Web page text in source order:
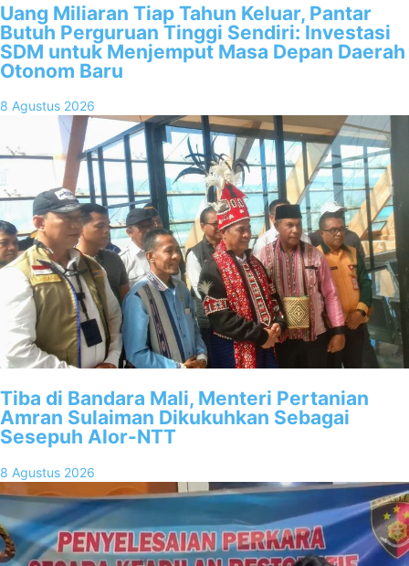
Uang Miliaran Tiap Tahun Keluar, Pantar
Butuh Perguruan Tinggi Sendiri: Investasi
SDM untuk Menjemput Masa Depan Daerah
Otonom Baru
8 Agustus 2026
Tiba di Bandara Mali, Menteri Pertanian
Amran Sulaiman Dikukuhkan Sebagai
Sesepuh Alor-NTT
8 Agustus 2026